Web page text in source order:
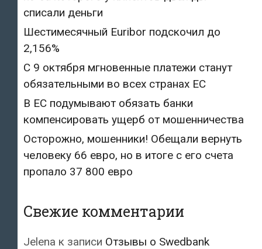
списали деньги
Шестимесячный Euribor подскочил до
2,156%
С 9 октября мгновенные платежи станут
обязательными во всех странах ЕС
В ЕС подумывают обязать банки
компенсировать ущерб от мошенничества
Осторожно, мошенники! Обещали вернуть
человеку 66 евро, но в итоге с его счета
пропало 37 800 евро
Свежие комментарии
Jelena к записи Отзывы о Swedbank